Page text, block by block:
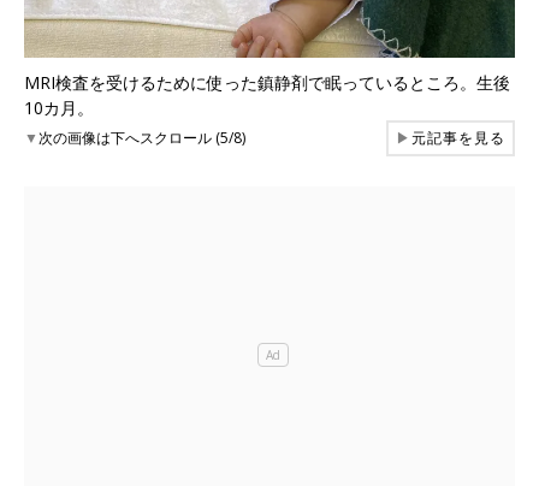
MRI検査を受けるために使った鎮静剤で眠っているところ。生後
10カ月。
▼次の画像は下へスクロール (5/8) ▶元記事を見る